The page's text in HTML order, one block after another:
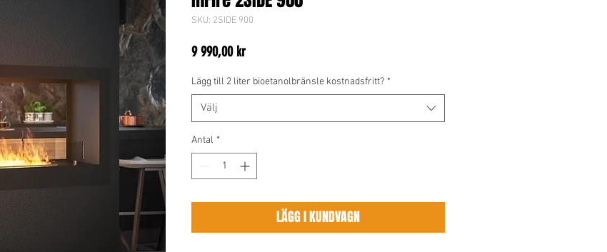
SKU: 2SIDE 900
9 990,00 krPris
Lägg till 2 liter bioetanolbränsle kostnadsfritt? *
Välj
Antal *
LÄGG I KUNDVAGN